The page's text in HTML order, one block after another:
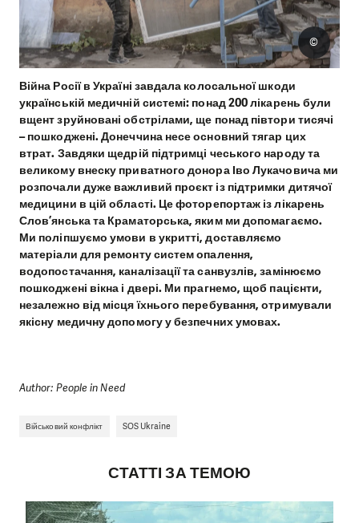
Війна Росії в Україні завдала колосальної шкоди
українській медичній системі: понад 200 лікарень були
вщент зруйновані обстрілами, ще понад півтори тисячі
– пошкоджені. Донеччина несе основний тягар цих
втрат. Завдяки щедрій підтримці чеського народу та
великому внеску приватного донора Іво Лукачовича ми
розпочали дуже важливий проєкт із підтримки дитячої
медицини в цій області. Це фоторепортаж із лікарень
Слов’янська та Краматорська, яким ми допомагаємо.
Ми поліпшуємо умови в укритті, доставляємо
матеріали для ремонту систем опалення,
водопостачання, каналізації та санвузлів, замінюємо
пошкоджені вікна і двері. Ми прагнемо, щоб пацієнти,
незалежно від місця їхнього перебування, отримували
якісну медичну допомогу у безпечних умовах.
©
Author: People in Need
Військовий конфлікт SOS Ukraine
СТАТТІ ЗА ТЕМОЮ